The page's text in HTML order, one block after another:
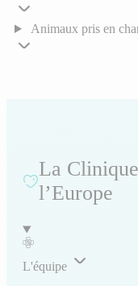
Animaux pris en
La
l’Europe
L'équipe